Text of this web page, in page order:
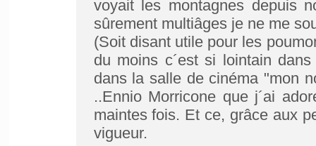
voyait les montagnes depuis
sûrement multiâges je ne me
(Soit disant utile pour les
du moins c´est si lointain
dans la salle de cinéma "mon
..Ennio Morricone que j´ai
maintes fois. Et ce, grâce aux
vigueur.